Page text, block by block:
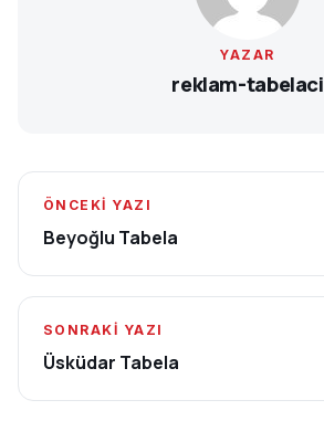
YAZAR
reklam-tabelaci
ÖNCEKI YAZI
Beyoğlu Tabela
SONRAKI YAZI
Üsküdar Tabela